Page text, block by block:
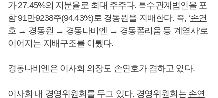
가 27.45%의 지분율로 최대 주주다. 특수관계법인을 포
함 91만9238주(94.43%)로 경동원을 지배한다. 즉, ‘손연
호 → 경동원 → 경동나비엔 → 경동폴리움 등 계열사’로
이어지는 지배구조를 이뤘다.
경동나비엔은 이사회 의장도 손연호가 겸하고 있다.
이사회 내 경영위원회를 두고 있다. 경영위원회는 손연